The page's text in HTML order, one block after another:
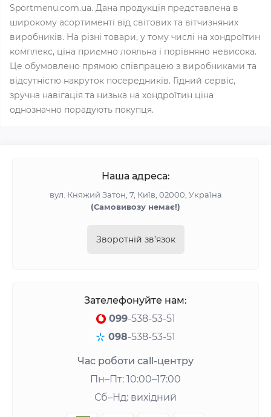
Sportmenu.com.ua. Дана продукція представлена в
широкому асортименті від світових та вітчизняних
виробників. На різні товари, у тому числі на хондроїтин
комплекс, ціна приємно лояльна і порівняно невисока.
Це обумовлено прямою співпрацею з виробниками та
відсутністю накруток посередників. Гідний сервіс,
зручна навігація та низька на хондроїтин ціна
однозначно порадують покупця.
Наша адреса:
вул. Княжий Затон, 7, Київ, 02000, Україна
(Самовивозу немає!)
Зворотній зв’язок
Зателефонуйте нам:
099-538-53-51
098-538-53-51
Час роботи call-центру
Пн–Пт: 10:00–17:00
Сб–Нд: вихідний